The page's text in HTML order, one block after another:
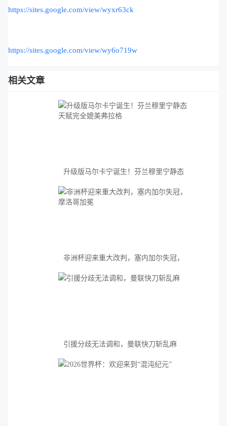
https://sites.google.com/view/wyxr63ck
https://sites.google.com/view/wy6o719w
相关文章
升级版马尔卡宁诞生！芬兰穆里宁静态
非洲杯迎来重大改判，塞内加尔失冠，
引援分歧无法调和，曼联快刀斩乱麻